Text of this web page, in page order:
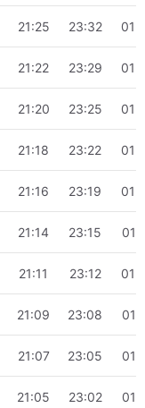
21:25 23:32
21:22 23:29
21:20 23:25
21:18 23:22
21:16 23:19
21:14 23:15
21:11 23:12
21:09 23:08
21:07 23:05
21:05 23:02